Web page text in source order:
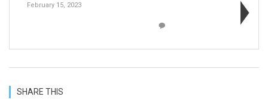
February 15, 2023
SHARE THIS